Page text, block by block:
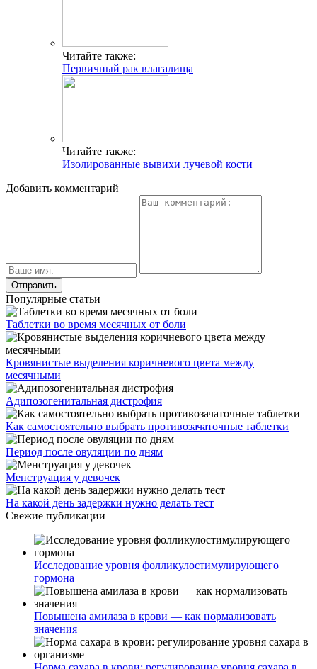
Читайте также:
Первичный рак влагалища
Читайте также:
Изолированные вывихи лучевой кости
Добавить комментарий
Популярные статьи
Таблетки во время месячных от боли
Кровянистые выделения коричневого цвета между
месячными
Адипозогенитальная дистрофия
Как самостоятельно выбрать противозачаточные таблетки
Период после овуляции по дням
Менструация у девочек
На какой день задержки нужно делать тест
Свежие публикации
Исследование уровня фолликулостимулирующего
гормона
Повышена амилаза в крови — как нормализовать
значения